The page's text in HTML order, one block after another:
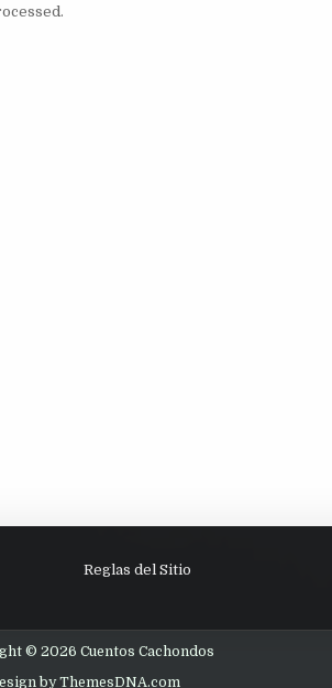
Reglas del Sitio
© 2026 Cuentos Cachondos
by ThemesDNA.com